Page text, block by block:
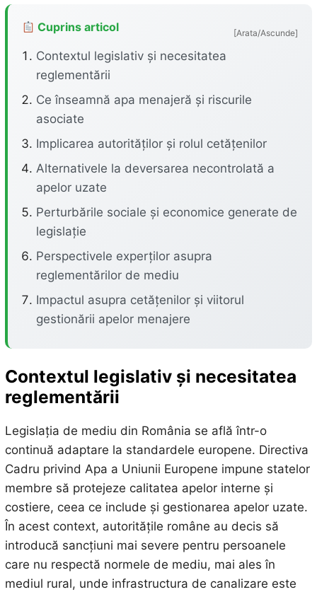
Cuprins articol [Arata/Ascunde]
Contextul legislativ și necesitatea
reglementării
Ce înseamnă apa menajeră și riscurile
asociate
Implicarea autorităților și rolul cetățenilor
Alternativele la deversarea necontrolată a
apelor uzate
Perturbările sociale și economice generate de
legislație
Perspectivele experților asupra
reglementărilor de mediu
Impactul asupra cetățenilor și viitorul
gestionării apelor menajere
Contextul legislativ și necesitatea
reglementării
Legislația de mediu din România se află într-o
continuă adaptare la standardele europene. Directiva
Cadru privind Apa a Uniunii Europene impune statelor
membre să protejeze calitatea apelor interne și
costiere, ceea ce include și gestionarea apelor uzate.
În acest context, autoritățile române au decis să
introducă sancțiuni mai severe pentru persoanele
care nu respectă normele de mediu, mai ales în
mediul rural, unde infrastructura de canalizare este